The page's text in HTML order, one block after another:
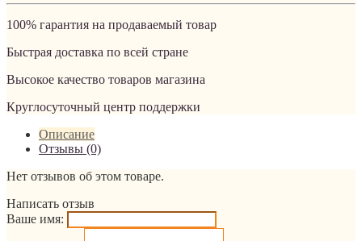
100% гарантия на продаваемый товар
Быстрая доставка по всей стране
Высокое качество товаров магазина
Круглосуточный центр поддержки
Описание
Отзывы (0)
Нет отзывов об этом товаре.
Написать отзыв
Ваше имя: